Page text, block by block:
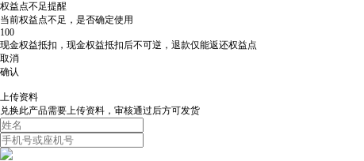
权益点不足提醒
当前权益点不足，是否确定使用
100
现金权益抵扣，现金权益抵扣后不可逆，退款仅能返还权益点
取消
确认
上传资料
兑换此产品需要上传资料，审核通过后方可发货